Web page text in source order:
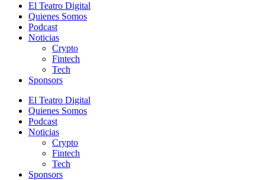
El Teatro Digital
Quienes Somos
Podcast
Noticias
Crypto
Fintech
Tech
Sponsors
El Teatro Digital
Quienes Somos
Podcast
Noticias
Crypto
Fintech
Tech
Sponsors